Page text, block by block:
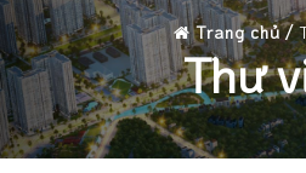
Trang chủ /
Thư